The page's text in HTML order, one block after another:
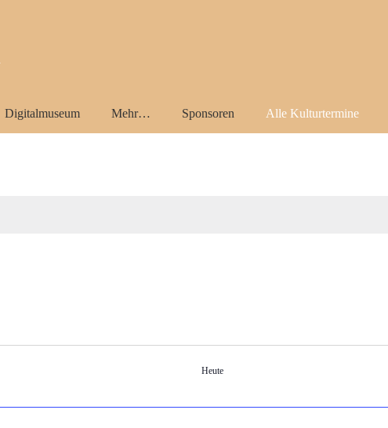
Digitalmuseum Mehr… Sponsoren Alle Kulturtermine
Heute